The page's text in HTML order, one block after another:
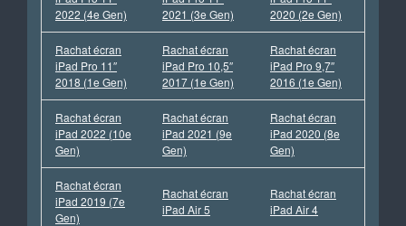
2022 (4e Gen)
2021 (3e Gen)
2020 (2e Gen)
Rachat écran
iPad Pro 11″
2018 (1e Gen)
Rachat écran
iPad Pro 10,5″
2017 (1e Gen)
Rachat écran
iPad Pro 9,7″
2016 (1e Gen)
Rachat écran
iPad 2022 (10e
Gen)
Rachat écran
iPad 2021 (9e
Gen)
Rachat écran
iPad 2020 (8e
Gen)
Rachat écran
iPad 2019 (7e
Gen)
Rachat écran
iPad Air 5
Rachat écran
iPad Air 4